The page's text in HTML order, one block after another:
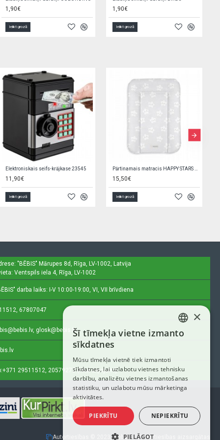
1,90€
Ielikt grozā
1,90€
Ielikt grozā
Elektroniskais seifs-krājkase 23545
11,90€
Ielikt grozā
Pārtinamais matracis HAPPY STARS 70x50 cm 85773
15,50€
Ielikt grozā
"BĒBIS" Mārupes 8d, Rīga, LV-1002, Latvija
Ventspils iela 4, Rīga, LV-1002
darba laiks: I-V 10:00-19:00, VI, VII brīvdiena
67807047
glosk@bebis.lv
+371 29511512, 20579272 (tikai ziņojumi)
Autortiesības © 2023, Bebis.lv, Visas tiesības aizsargātas
LATVIAN
ENGLISH
×
Šī tīmekļa vietne izmanto
sīkdatnes
Mūsu tīmekļa vietnē tiek izmantoti
sīkdatnes, lai uzlabotu vietnes tehnisku
darbību, analizētu vietnes izmantošanas
statistiku, un uzlabotu mūsu mārketinga
aktivitātes.
PIEKRĪTU NEPIEKRĪTU
PIELĀGOT